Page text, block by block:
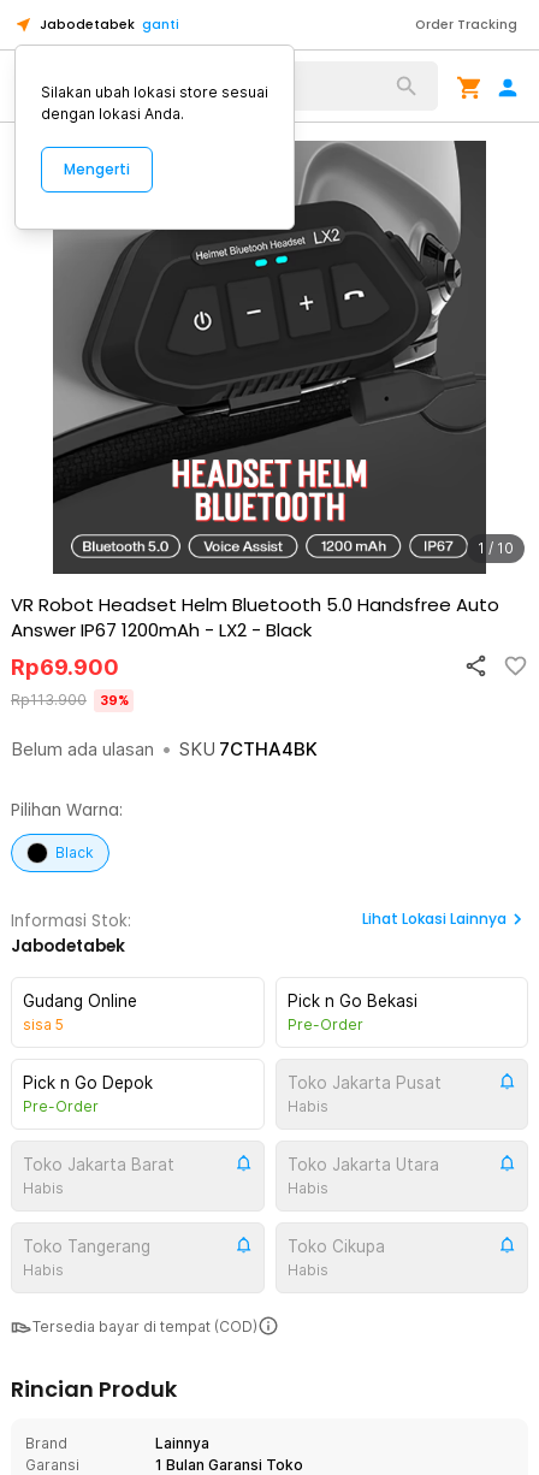
Jabodetabek ganti Order Tracking
Alat Kopi
1 / 10
VR Robot Headset Helm Bluetooth 5.0 Handsfree Auto
Answer IP67 1200mAh - LX2 - Black
Belum ada ulasan • SKU 7CTHA4BK
Rp69.900
Rp113.900 39%
Pilihan Warna:
Black
Informasi Stok:
Jabodetabek
Lihat Lokasi Lainnya
Gudang Online
sisa 5
Pick n Go Bekasi
Pre-Order
Pick n Go Depok
Pre-Order
Toko Jakarta Pusat
Habis
Toko Jakarta Barat
Habis
Toko Jakarta Utara
Habis
Toko Tangerang
Habis
Toko Cikupa
Habis
Tersedia bayar di tempat (COD)
Rincian Produk
Brand
Lainnya
Garansi
1 Bulan Garansi Toko
Silakan ubah lokasi store sesuai
dengan lokasi Anda.
Mengerti